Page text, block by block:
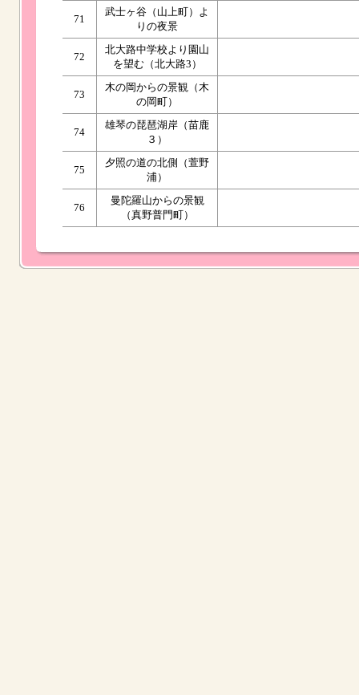
71
武士ヶ谷（山上町）よ
りの夜景
72
北大路中学校より園山
を望む（北大路3）
73
木の岡からの景観（木
の岡町）
74
雄琴の琵琶湖岸（苗鹿
３）
75
夕照の道の北側（萱野
浦）
76
曼陀羅山からの景観
（真野普門町）